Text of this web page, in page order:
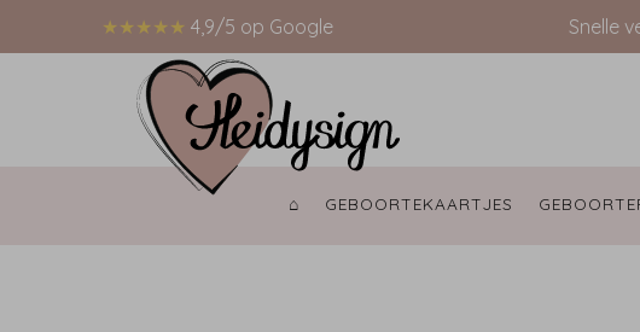
★★★★★ 4,9/5 op Google Snelle
⌂ GEBOORTEKAARTJES